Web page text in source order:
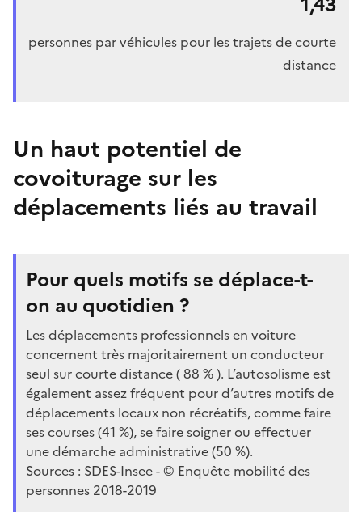
personnes par véhicules pour les trajets de courte
distance
Un haut potentiel de
covoiturage sur les
déplacements liés au travail
Pour quels motifs se déplace-t-
on au quotidien ?
Les déplacements professionnels en voiture
concernent très majoritairement un conducteur
seul sur courte distance ( 88 % ). L’autosolisme est
également assez fréquent pour d’autres motifs de
déplacements locaux non récréatifs, comme faire
ses courses (41 %), se faire soigner ou effectuer
une démarche administrative (50 %).
Sources : SDES-Insee - © Enquête mobilité des
personnes 2018-2019